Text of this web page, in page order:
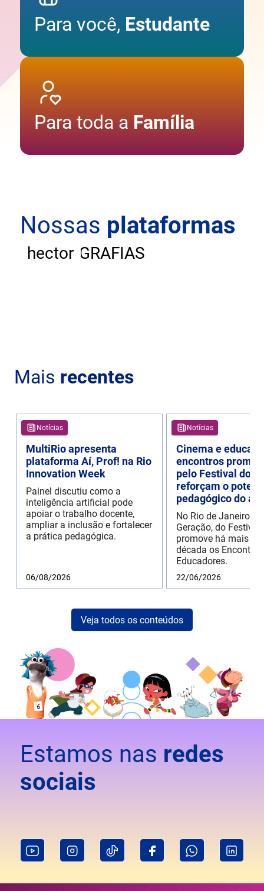
Para você, Estudante
Para toda a Família
Nossas plataformas
ANDAR
CARTOGRAFIAS
hector
Mais recentes
Notícias
MultiRio apresenta
plataforma Aí, Prof! na Rio
Innovation Week
Painel discutiu como a
inteligência artificial pode
apoiar o trabalho docente,
ampliar a inclusão e fortalecer
a prática pedagógica.
06/08/2026
Notícias
Cinema e
encontros
pelo Festival do
reforçam o
pedagógico do
No Rio de Janeiro, o
Geração, do Festival
promove há mais de
década os
Educadores.
22/06/2026
Veja todos os conteúdos
Estamos nas redes
sociais